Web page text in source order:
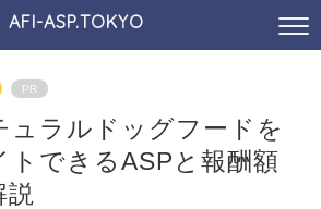
AFI-ASP.TOKYO
PR
ュラルドッグフードを
トできるASPと報酬額
説